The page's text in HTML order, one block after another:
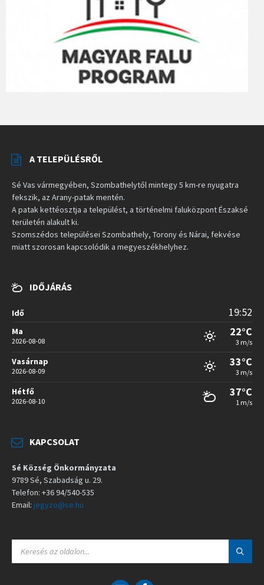
A TELEPÜLÉSRŐL
Sé Vas vármegyében, Szombathelytől mintegy 5 km-re nyugatra
fekszik, az Arany-patak mentén.
A patak kettéosztja a települést, a történelmi faluközpont Északsé
területén alakult ki.
Szomszédos települései Szombathely, Torony és Nárai, fekvése
miatt szorosan kapcsolódik a megyeszékhelyhez.
IDŐJÁRÁS
Idő 19:52
Ma
2026-08-08
22°C
3 m/s
Vasárnap
2026-08-09
33°C
3 m/s
Hétfő
2026-08-10
37°C
1 m/s
KAPCSOLAT
Sé Község Önkormányzata
9789 Sé, Szabadság u. 29.
Telefon: +36 94/540-535
Email: jegyzo@se.hu
A